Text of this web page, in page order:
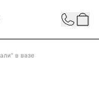
Contact
в вазе